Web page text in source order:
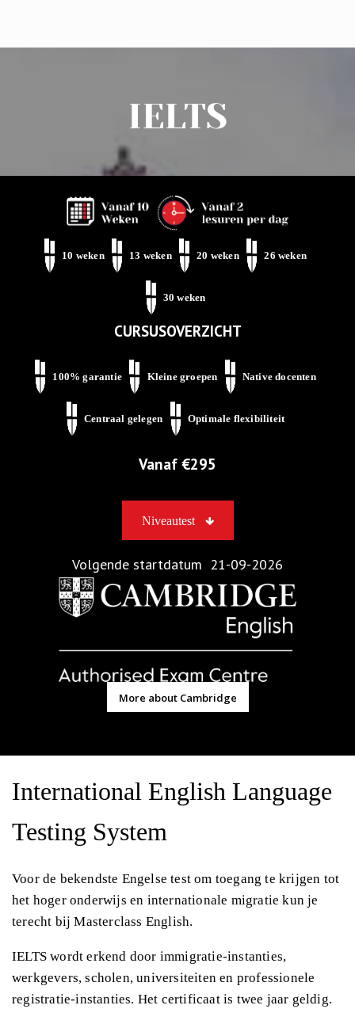
IELTS
10 weken 13 weken 20 weken 26 weken
30 weken
CURSUSOVERZICHT
100% garantie Kleine groepen Native docenten
Centraal gelegen Optimale flexibiliteit
Vanaf €295
Niveautest
Volgende startdatum 21-09-2026
More about Cambridge
International English Language
Testing System
Voor de bekendste Engelse test om toegang te krijgen tot
het hoger onderwijs en internationale migratie kun je
terecht bij Masterclass English.
IELTS wordt erkend door immigratie-instanties,
werkgevers, scholen, universiteiten en professionele
registratie-instanties. Het certificaat is twee jaar geldig.
Phone Us: 010 75 320 37
Mail Us